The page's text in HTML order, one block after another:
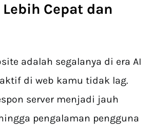
Lebih Cepat dan
adalah segalanya di era AI
di web kamu tidak lag.
server menjadi jauh
pengalaman pengguna